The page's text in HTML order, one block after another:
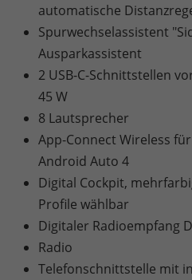
automatische
Spurwechselassistent
Ausparkassistent
2 USB-C-Schnittstellen
45 W
8 Lautsprecher
App-Connect Wireless
Android Auto 4
Digital Cockpit,
Profile wählbar
Digitaler Radioempfang
Radio
Telefonschnittstelle mit